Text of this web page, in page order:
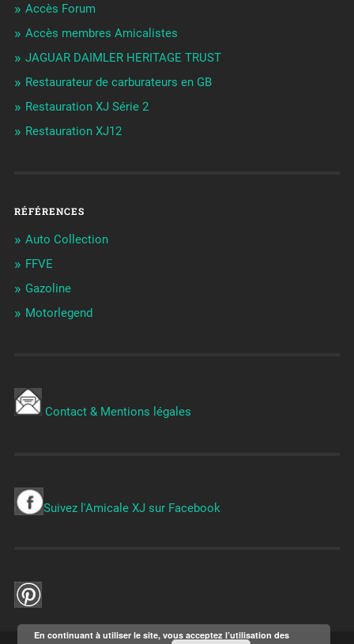
Accès Forum
Accès membres Amicalistes
JAGUAR DAIMLER HERITAGE TRUST
Restaurateur de carburateurs en GB
Restauration XJ Série 2
Restauration XJ12
RÉFÉRENCES
Auto Collection
FFVE
Gazoline
Motorlegend
Contact & Mentions légales
Suivez l'Amicale XJ sur Facebook
En continuant à utiliser le site, vous acceptez l’utilisation des